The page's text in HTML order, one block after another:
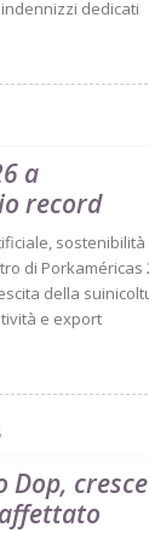
dedicati
a
record
di Porkaméricas
della
e export
Dop, cresce